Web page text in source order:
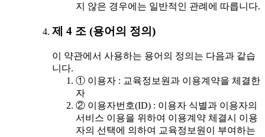
지 않은 경우에는 일반적인 관례에 따릅니다.
제 4 조 (용어의 정의)
이 약관에서 사용하는 용어의 정의는 다음과 같습
니다.
① 이용자 : 교육정보원과 이용계약을 체결한
자
② 이용자번호(ID) : 이용자 식별과 이용자의
서비스 이용을 위하여 이용계약 체결시 이용
자의 선택에 의하여 교육정보원이 부여하는